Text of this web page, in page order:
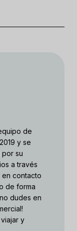
de
y se
por su
a través
en contacto
de forma
dudes en
y